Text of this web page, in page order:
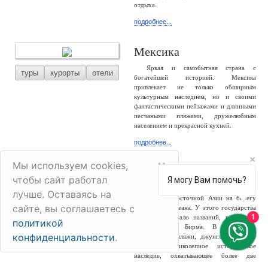
отдыха.
подробнее...
туры курорты отели
Мексика
Яркая и самобытная страна с
богатейшей историей. Мексика
привлекает не только обширным
культурным наследием, но и своими
фантастическими пейзажами и длинными
песчаными пляжами, дружелюбным
населением и прекрасной кухней.
подробнее...
туры отели
страна Юго-Восточной Азии на берегу
Индийского океана. У этого государства
сменилось немало названий, россиянам
известно как Бирма. В стране –
белоснежные пляжи, джунгли, снежные
горы и великолепное историческое
наследие, охватывающее более две
Мы используем cookies,
чтобы сайт работал
лучше. Оставаясь на
сайте, вы соглашаетесь с
политикой
конфиденциальности.
×
Я могу Вам помочь?
1